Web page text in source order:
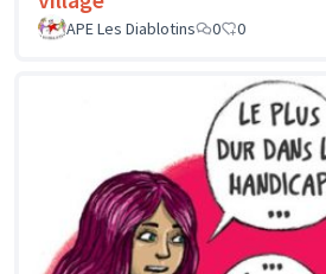
APE Les Diablotins
0 0